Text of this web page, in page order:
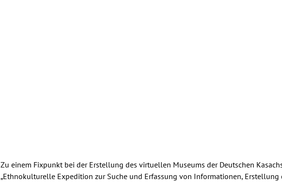
Zu einem Fixpunkt bei der Erstellung des virtuellen Museums der Deutschen
„Ethnokulturelle Expedition zur Suche und Erfassung von Informationen, Erstellung